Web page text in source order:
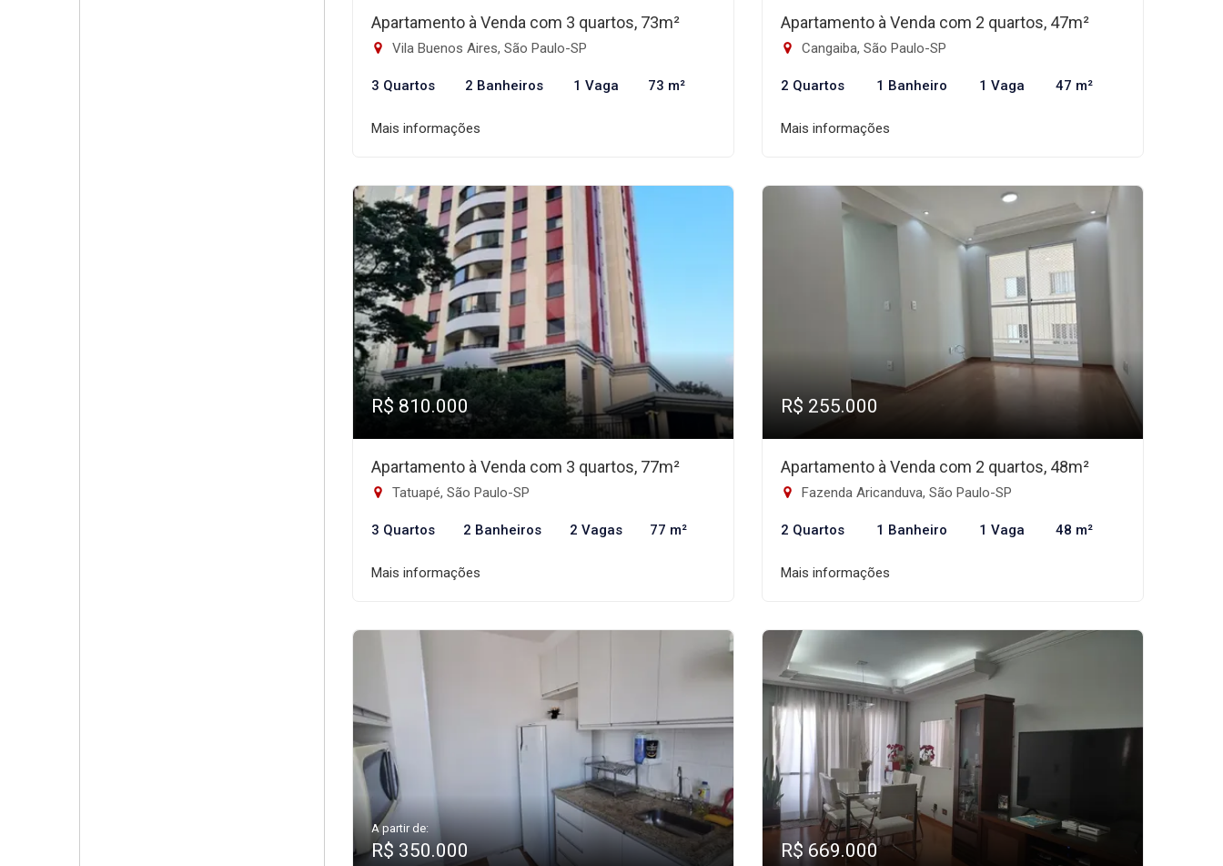
Apartamento à Venda com 3 quartos, 73m²
Vila Buenos Aires, São Paulo-SP
3 Quartos 2 Banheiros 1 Vaga 73 m²
Mais informações
Apartamento à Venda com 2 quartos, 47m²
Cangaiba, São Paulo-SP
2 Quartos 1 Banheiro 1 Vaga 47 m²
Mais informações
R$ 810.000
Apartamento à Venda com 3 quartos, 77m²
Tatuapé, São Paulo-SP
3 Quartos 2 Banheiros 2 Vagas 77 m²
Mais informações
R$ 255.000
Apartamento à Venda com 2 quartos, 48m²
Fazenda Aricanduva, São Paulo-SP
2 Quartos 1 Banheiro 1 Vaga 48 m²
Mais informações
A partir de:
R$ 350.000 R$ 669.000